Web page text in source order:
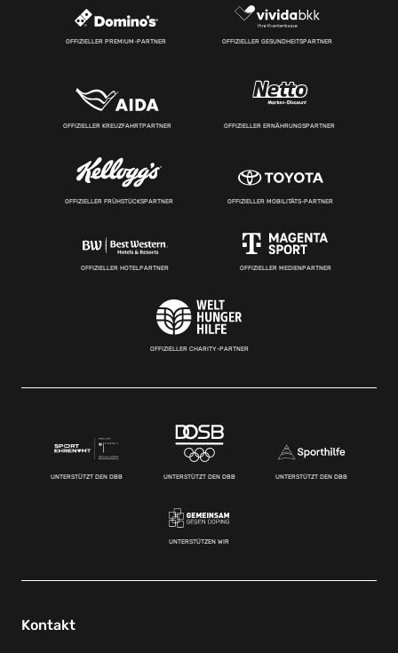
OFFIZIELLER PREMIUM-PARTNER OFFIZIELLER GESUNDHEITSPARTNER
OFFIZIELLER KREUZFAHRTPARTNER OFFIZIELLER ERNÄHRUNGSPARTNER
OFFIZIELLER FRÜHSTÜCKSPARTNER OFFIZIELLER MOBILITÄTS-PARTNER
OFFIZIELLER HOTELPARTNER OFFIZIELLER MEDIENPARTNER
OFFIZIELLER CHARITY-PARTNER
UNTERSTÜTZT DEN DBB UNTERSTÜTZT DEN DBB UNTERSTÜTZT DEN DBB
UNTERSTÜTZEN WIR
Kontakt